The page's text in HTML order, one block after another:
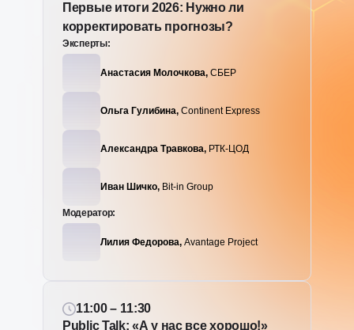
Первые итоги 2026: Нужно ли
корректировать прогнозы?
Эксперты:
Анастасия Молочкова, СБЕР
Ольга Гулибина, Continent Express
Александра Травкова, РТК-ЦОД
Иван Шичко, Bit-in Group
Модератор:
Лилия Федорова, Avantage Project
11:00 – 11:30
Public Talk: «А у нас все хорошо!»